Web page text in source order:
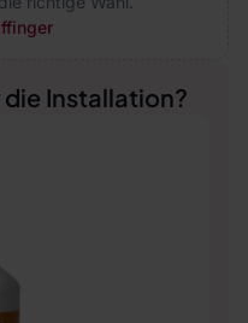
Installation?